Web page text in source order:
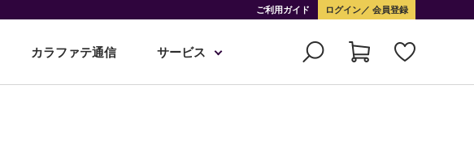
ご利用ガイド ログイン 会員登録
カラファテ通信 サービス